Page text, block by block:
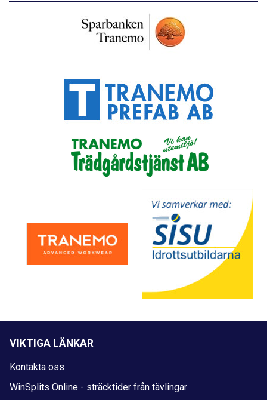
VIKTIGA LÄNKAR
Kontakta oss
WinSplits Online - sträcktider från tävlingar